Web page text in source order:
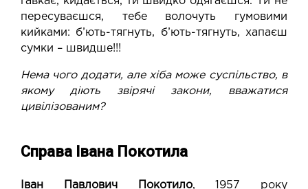
пересуваєшся, тебе волочуть гумовими
кийками: б’ють-тягнуть, б’ють-тягнуть, хапаєш
сумки – швидше!!!
Нема чого додати, але хіба може суспільство, в
якому діють звірячі закони, вважатися
цивілізованим?
Справа Івана Покотила
Іван Павлович Покотило, 1957 року